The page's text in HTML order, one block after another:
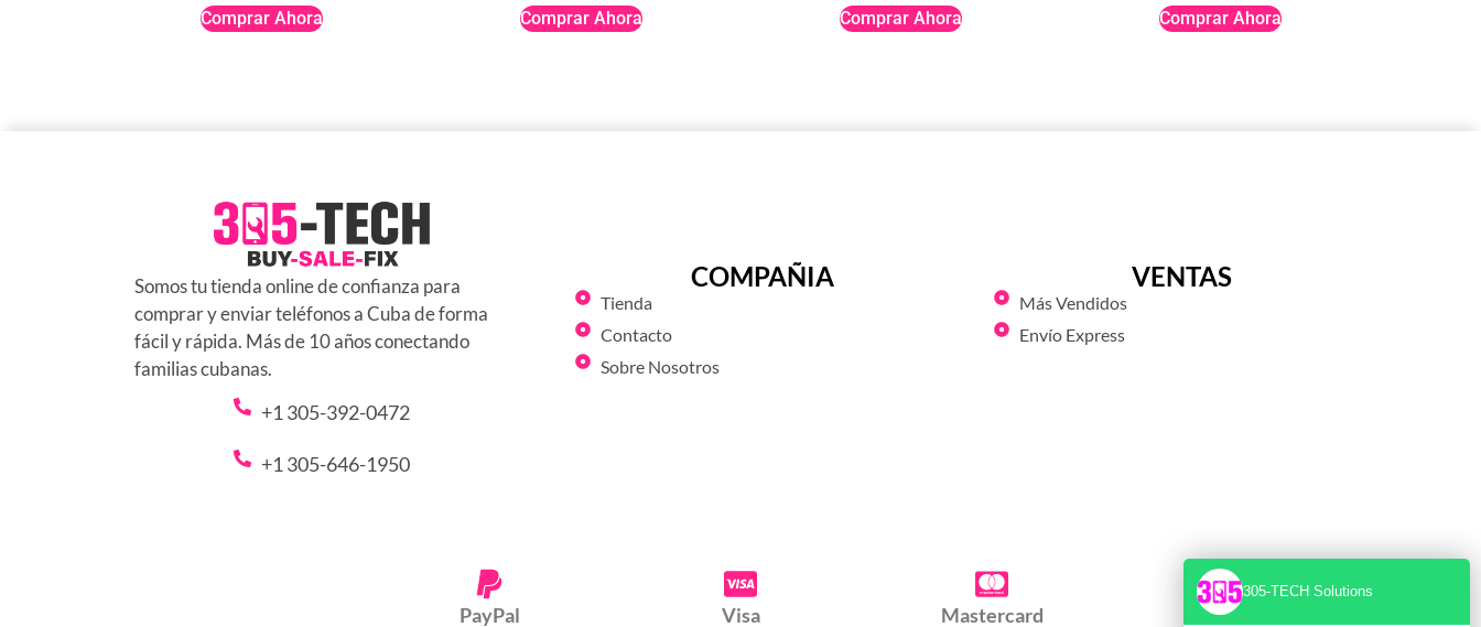
Comprar Ahora Comprar Ahora Comprar Ahora Comprar Ahora
Somos tu tienda online de confianza para
comprar y enviar teléfonos a Cuba de forma
fácil y rápida. Más de 10 años conectando
familias cubanas.
+1 305-392-0472
+1 305-646-1950
COMPAÑIA
Tienda
Contacto
Sobre Nosotros
VENTAS
Más Vendidos
Envío Express
PayPal Visa Mastercard
305-TECH Solutions